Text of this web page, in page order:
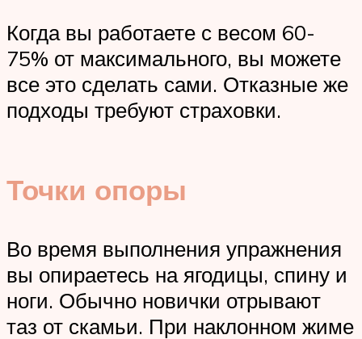
Когда вы работаете с весом 60-
75% от максимального, вы можете
все это сделать сами. Отказные же
подходы требуют страховки.
Точки опоры
Во время выполнения упражнения
вы опираетесь на ягодицы, спину и
ноги. Обычно новички отрывают
таз от скамьи. При наклонном жиме